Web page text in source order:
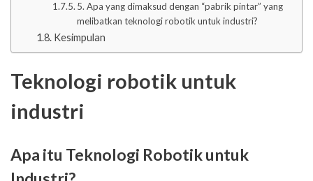
5. Apa yang dimaksud dengan “pabrik pintar” yang
melibatkan teknologi robotik untuk industri?
Kesimpulan
Teknologi robotik untuk
industri
Apa itu Teknologi Robotik untuk